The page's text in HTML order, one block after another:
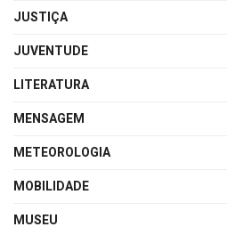
JUSTIÇA
JUVENTUDE
LITERATURA
MENSAGEM
METEOROLOGIA
MOBILIDADE
MUSEU